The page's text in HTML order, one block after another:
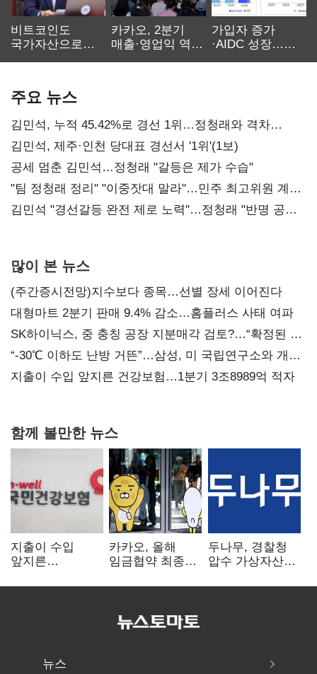
비트코인도
국가자산으로…'
카카오, 2분기
매출·영업익 역대
가입자 증가
·AIDC 성장…
주요 뉴스
김민석, 누적 45.42%로 경선 1위…정청래와 격차
0.86%p(2보)
김민석, 제주·인천 당대표 경선서 '1위'(1보)
공세 멈춘 김민석…정청래 "갈등은 제가 수습"
"팀 정청래 정리" "이중잣대 말라"…민주 최고위원 계파
다툼 격화
김민석 "경선갈등 완전 제로 노력"…정청래 "반명 공세
많이 본 뉴스
(주간증시전망)지수보다 종목…선별 장세 이어진다
대형마트 2분기 판매 9.4% 감소…홈플러스 사태 여파
SK하이닉스, 중 충칭 공장 지분매각 검토?…“확정된 바
없어”
“-30℃ 이하도 난방 거뜬”…삼성, 미 국립연구소와 개발
협력
지출이 수입 앞지른 건강보험…1분기 3조8989억 적자
함께 볼만한 뉴스
지출이 수입
앞지른
3조8989억 적자
카카오, 올해
임금협약 최종
인상·격려금
두나무, 경찰청
압수 가상자산
커스터디 사업
뉴스